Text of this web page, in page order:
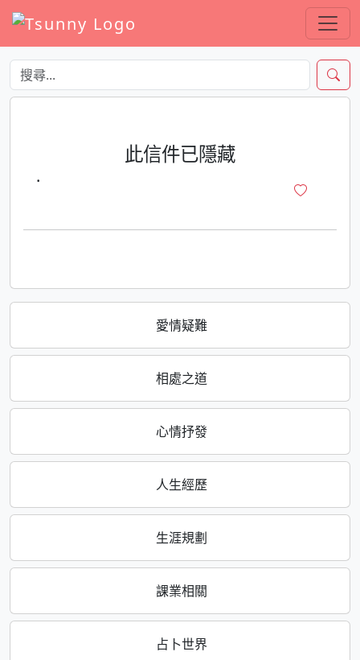
愛情疑難
相處之道
心情抒發
人生經歷
生涯規劃
課業相關
占卜世界
此信件已隱藏
·